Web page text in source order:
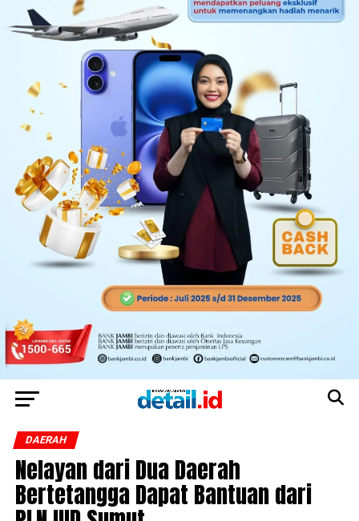
DAERAH
Nelayan dari Dua Daerah
Bertetangga Dapat Bantuan dari